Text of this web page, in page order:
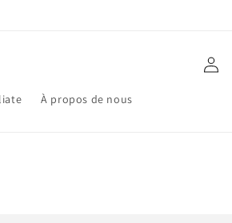
À propos de nous
Connexion